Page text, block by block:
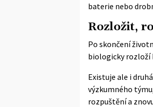
baterie nebo
Rozložit,
Po skončení
biologicky rozloží
Existuje ale i
výzkumného
rozpuštění a